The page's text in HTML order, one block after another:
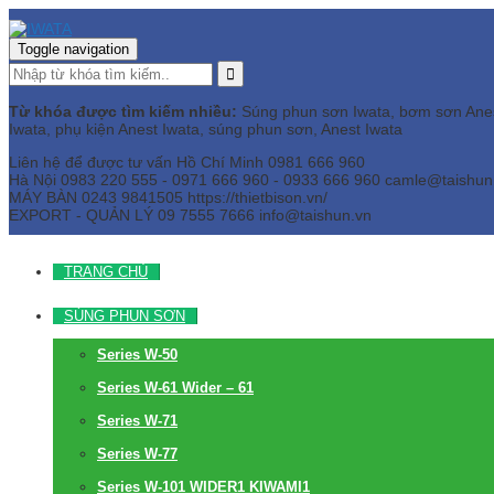
Toggle navigation
Từ khóa được tìm kiếm nhiều: Súng phun sơn Iwata, bơm sơn
Iwata, phụ kiện Anest Iwata, súng phun sơn, Anest Iwata
Liên hệ để được tư vấn Hồ Chí Minh 0981 666 960
Hà Nội 0983 220 555 - 0971 666 960 - 0933 666 960
MÁY BÀN 0243 9841505 https://thietbison.vn/
EXPORT - QUẢN LÝ 09 7555 7666 info@taishun.vn
TRANG CHỦ
SÚNG PHUN SƠN
Series W-50
Series W-61 Wider – 61
Series W-71
Series W-77
Series W-101 WIDER1 KIWAMI1